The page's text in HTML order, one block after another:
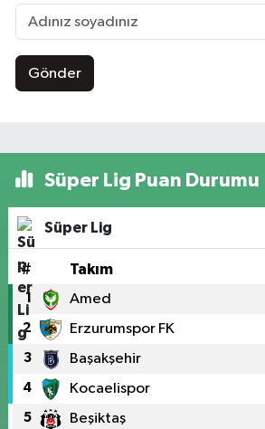
Gönder
Süper Lig Puan Durumu
Süper Lig
# Takım
1 Amed
2 Erzurumspor FK
3 Başakşehir
4 Kocaelispor
5 Beşiktaş